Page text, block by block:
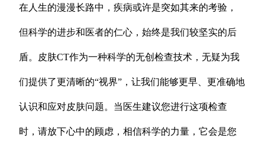
在人生的漫漫长路中，疾病或许是突如其来的考验，
但科学的进步和医者的仁心，始终是我们较坚实的后
盾。皮肤CT作为一种科学的无创检查技术，无疑为我
们提供了更清晰的“视界”，让我们能够更早、更准确地
认识和应对皮肤问题。当医生建议您进行这项检查
时，请放下心中的顾虑，相信科学的力量，它会是您